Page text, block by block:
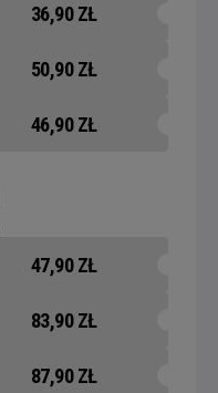
36,90 ZŁ
50,90 ZŁ
46,90 ZŁ
47,90 ZŁ
83,90 ZŁ
87,90 ZŁ